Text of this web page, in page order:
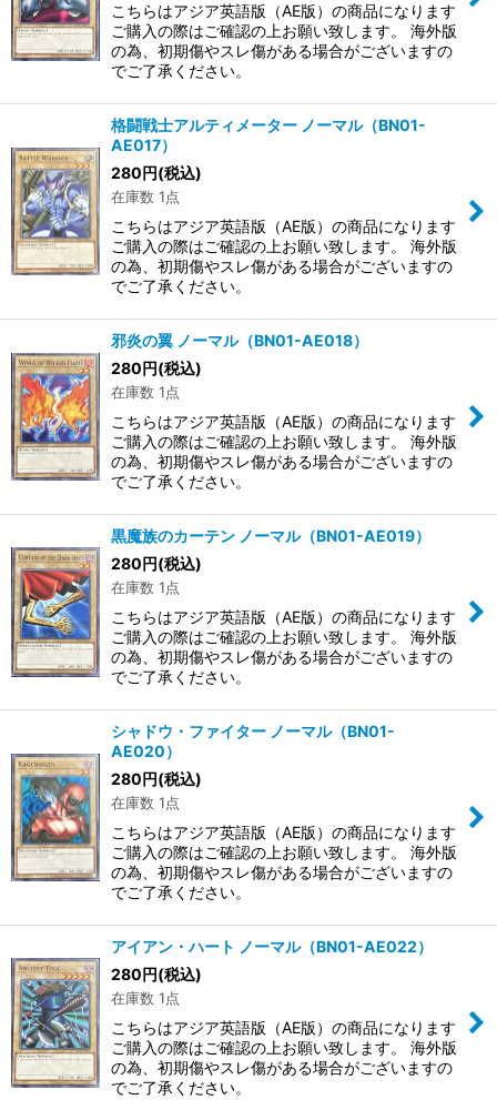
こちらはアジア英語版（AE版）の商品になります
ご購入の際はご確認の上お願い致します。 海外版
の為、初期傷やスレ傷がある場合がございますの
でご了承ください。
格闘戦士アルティメーター ノーマル（BN01-
AE017）
280円(税込)
在庫数 1点
こちらはアジア英語版（AE版）の商品になります
ご購入の際はご確認の上お願い致します。 海外版
の為、初期傷やスレ傷がある場合がございますの
でご了承ください。
邪炎の翼 ノーマル（BN01-AE018）
280円(税込)
在庫数 1点
こちらはアジア英語版（AE版）の商品になります
ご購入の際はご確認の上お願い致します。 海外版
の為、初期傷やスレ傷がある場合がございますの
でご了承ください。
黒魔族のカーテン ノーマル（BN01-AE019）
280円(税込)
在庫数 1点
こちらはアジア英語版（AE版）の商品になります
ご購入の際はご確認の上お願い致します。 海外版
の為、初期傷やスレ傷がある場合がございますの
でご了承ください。
シャドウ・ファイター ノーマル（BN01-
AE020）
280円(税込)
在庫数 1点
こちらはアジア英語版（AE版）の商品になります
ご購入の際はご確認の上お願い致します。 海外版
の為、初期傷やスレ傷がある場合がございますの
でご了承ください。
アイアン・ハート ノーマル（BN01-AE022）
280円(税込)
在庫数 1点
こちらはアジア英語版（AE版）の商品になります
ご購入の際はご確認の上お願い致します。 海外版
の為、初期傷やスレ傷がある場合がございますの
でご了承ください。